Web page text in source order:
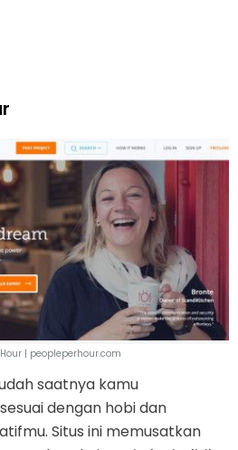
| peopleperhour.com
saatnya kamu
dengan hobi dan
Situs ini memusatkan